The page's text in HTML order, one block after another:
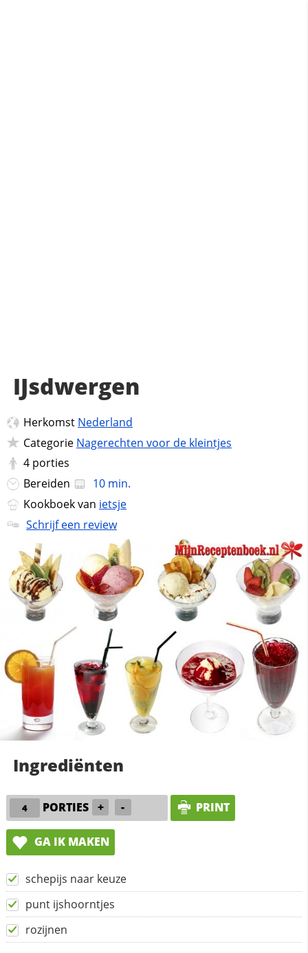
IJsdwergen
Herkomst Nederland
Categorie Nagerechten voor de kleintjes
4 porties
Bereiden
10 min.
Kookboek van ietsje
Schrijf een review
Ingrediënten
PORTIES + - PRINT
GA IK MAKEN
schepijs naar keuze
punt ijshoorntjes
rozijnen